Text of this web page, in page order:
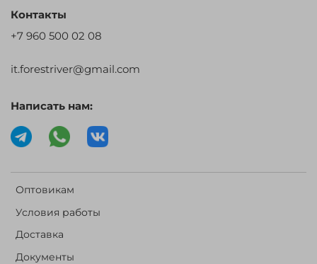
Оптовикам
Условия работы
Доставка
Документы
Контакты
+7 960 500 02 08
it.forestriver@gmail.com
Написать нам: